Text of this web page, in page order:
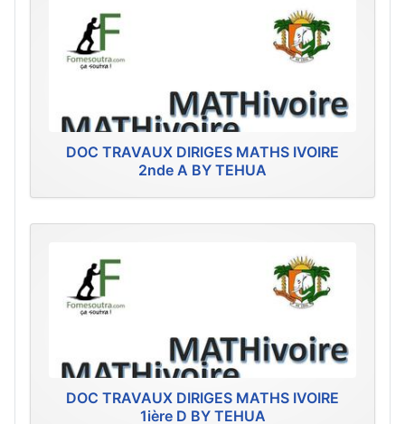
DOC TRAVAUX DIRIGES MATHS IVOIRE
2nde A BY TEHUA
DOC TRAVAUX DIRIGES MATHS IVOIRE
1ière D BY TEHUA